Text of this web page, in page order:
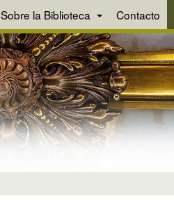
Sobre la Biblioteca Contacto